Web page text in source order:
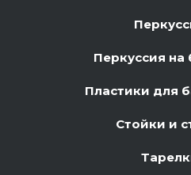
Перкуссия на
Пластики для
Стойки и